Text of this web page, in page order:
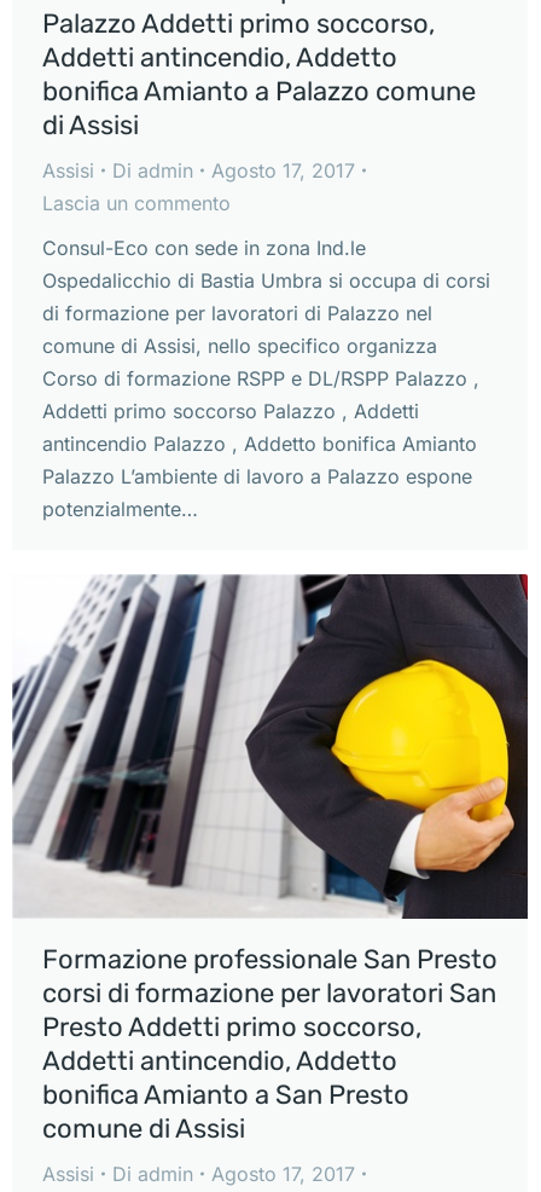
Palazzo Addetti primo soccorso,
Addetti antincendio, Addetto
bonifica Amianto a Palazzo comune
di Assisi
Assisi Di admin
Agosto 17, 2017
Lascia un commento
Consul-Eco con sede in zona Ind.le
Ospedalicchio di Bastia Umbra si occupa di corsi
di formazione per lavoratori di Palazzo nel
comune di Assisi, nello specifico organizza
Corso di formazione RSPP e DL/RSPP Palazzo ,
Addetti primo soccorso Palazzo , Addetti
antincendio Palazzo , Addetto bonifica Amianto
Palazzo L’ambiente di lavoro a Palazzo espone
potenzialmente…
Formazione professionale San Presto
corsi di formazione per lavoratori San
Presto Addetti primo soccorso,
Addetti antincendio, Addetto
bonifica Amianto a San Presto
comune di Assisi
Assisi Di admin
Agosto 17, 2017